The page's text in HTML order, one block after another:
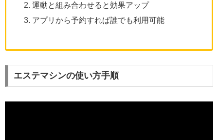
運動と組み合わせると効果アップ
アプリから予約すれば誰でも利用可能
エステマシンの使い方手順